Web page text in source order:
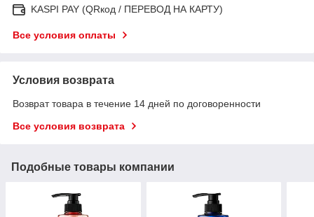
KASPI PAY (QRкод / ПЕРЕВОД НА КАРТУ)
Все условия оплаты
Условия возврата
Возврат товара в течение 14 дней по договоренности
Все условия возврата
Подобные товары компании